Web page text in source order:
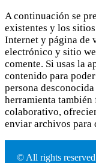
A continuación se
existentes y los
Internet y página de
electrónico y sitio
comente. Si usas la
contenido para
persona
herramienta
colaborativo,
enviar archivos para
© All rights